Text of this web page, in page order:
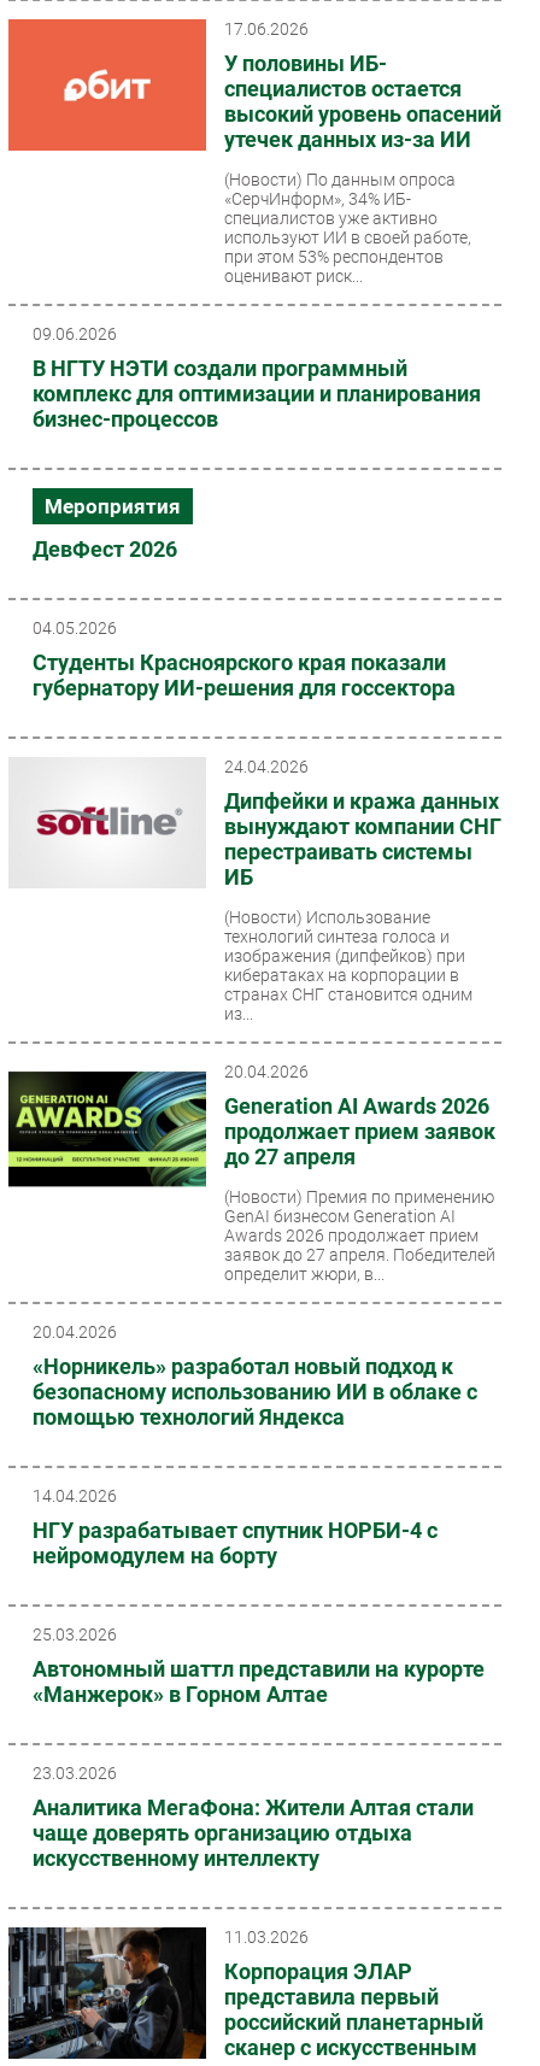
17.06.2026
У половины ИБ-
специалистов остается
высокий уровень опасений
утечек данных из-за ИИ
(Новости) По данным опроса
«СерчИнформ», 34% ИБ-
специалистов уже активно
используют ИИ в своей работе,
при этом 53% респондентов
оценивают риск...
09.06.2026
В НГТУ НЭТИ создали программный
комплекс для оптимизации и планирования
бизнес-процессов
Мероприятия
ДевФест 2026
04.05.2026
Студенты Красноярского края показали
губернатору ИИ-решения для госсектора
24.04.2026
Дипфейки и кража данных
вынуждают компании СНГ
перестраивать системы
ИБ
(Новости) Использование
технологий синтеза голоса и
изображения (дипфейков) при
кибератаках на корпорации в
странах СНГ становится одним
из...
20.04.2026
Generation AI Awards 2026
продолжает прием заявок
до 27 апреля
(Новости) Премия по применению
GenAI бизнесом Generation AI
Awards 2026 продолжает прием
заявок до 27 апреля. Победителей
определит жюри, в...
20.04.2026
«Норникель» разработал новый подход к
безопасному использованию ИИ в облаке с
помощью технологий Яндекса
14.04.2026
НГУ разрабатывает спутник НОРБИ-4 с
нейромодулем на борту
25.03.2026
Автономный шаттл представили на курорте
«Манжерок» в Горном Алтае
23.03.2026
Аналитика МегаФона: Жители Алтая стали
чаще доверять организацию отдыха
искусственному интеллекту
11.03.2026
Корпорация ЭЛАР
представила первый
российский планетарный
сканер с искусственным